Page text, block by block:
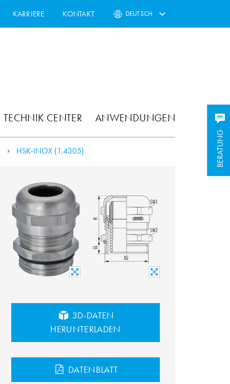
KARRIERE KONTAKT DEUTSCH
TECHNIK CENTER ANWENDUNGEN
BERATUNG
BERATUNG
HSK-INOX (1.4305)
3D-DATEN
HERUNTERLADEN
DATENBLATT